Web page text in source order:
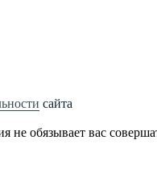
сайта
не обязывает вас